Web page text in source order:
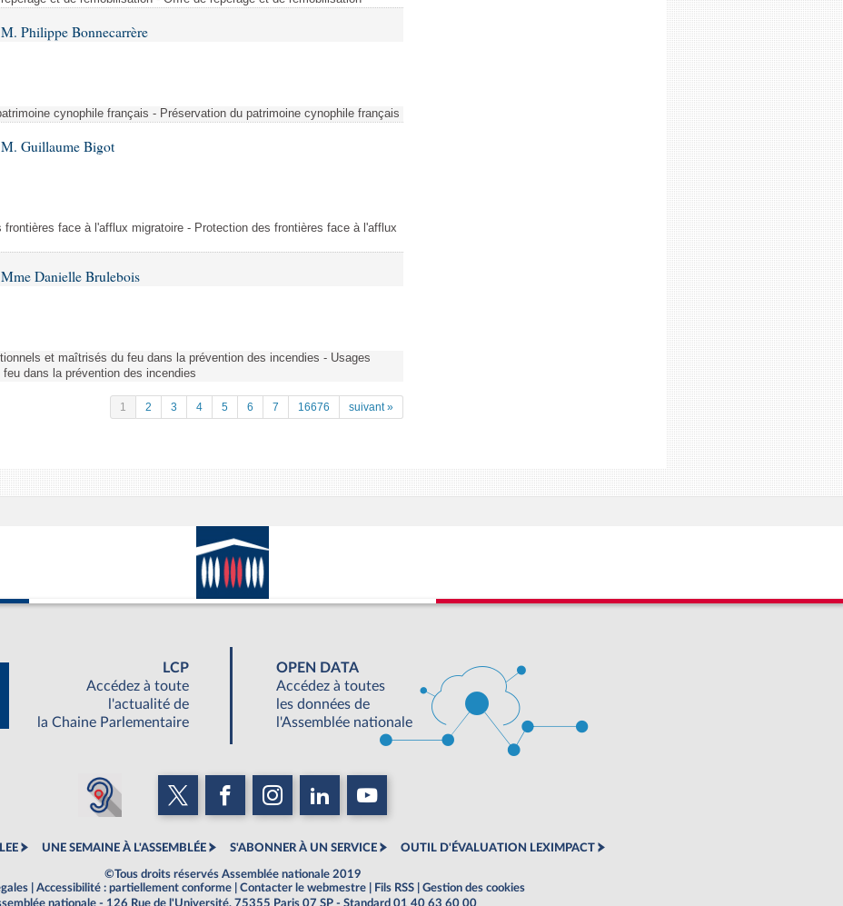
Philippe Bonnecarrère
cynophile français - Préservation du patrimoine cynophile français
Guillaume Bigot
frontières face à l'afflux migratoire - Protection des frontières face à l'afflux
Danielle Brulebois
et maîtrisés du feu dans la prévention des incendies - Usages
dans la prévention des incendies
1 2 3 4 5 6 7 16676 suivant »
LCP
Accédez à toute
l'actualité de
la Chaine Parlementaire
OPEN DATA
Accédez à toutes
les données de
l'Assemblée nationale
UNE SEMAINE À L'ASSEMBLÉE S'ABONNER À UN SERVICE OUTIL D'ÉVALUATION LEXIMPACT
©Tous droits réservés Assemblée nationale 2019
Accessibilité : partiellement conforme Contacter le webmestre Fils RSS
Gestion des cookies
nationale - 126 Rue de l'Université, 75355 Paris 07 SP - Standard 01 40 63 60 00